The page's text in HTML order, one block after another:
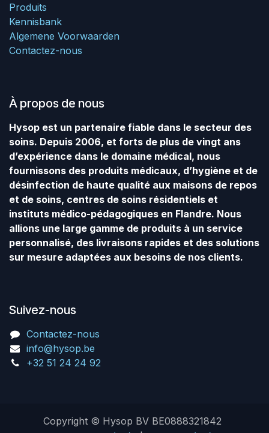
Produits
Kennisbank
Algemene Voorwaarden
Contactez-nous
À propos de nous
Hysop est un partenaire fiable dans le secteur des
soins. Depuis 2006, et forts de plus de vingt ans
d’expérience dans le domaine médical, nous
fournissons des produits médicaux, d’hygiène et de
désinfection de haute qualité aux maisons de repos
et de soins, centres de soins résidentiels et
instituts médico-pédagogiques en Flandre. Nous
allions une large gamme de produits à un service
personnalisé, des livraisons rapides et des solutions
sur mesure adaptées aux besoins de nos clients.
Suivez-nous
Contactez-nous
info@hysop.be
+32 51 24 24 92
Copyright © Hysop BV BE0888321842